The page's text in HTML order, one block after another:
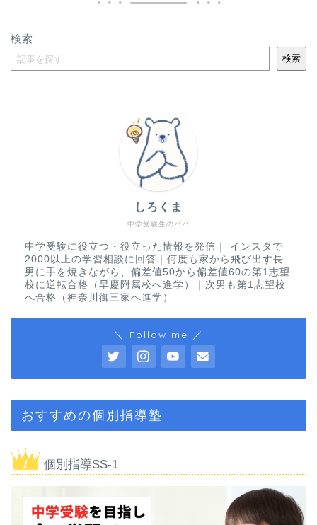
検索
検索
中学受験生のパパ
しろくま
中学受験に役立つ・役立った情報を発信｜ インスタで
2000以上の学習相談に回答｜何度も家から飛び出す長
男に手を焼きながら、偏差値50から偏差値60の第1志望
校に逆転合格（早慶附属校へ進学）｜次男も第1志望校
へ合格（神奈川御三家へ進学）
＼ Follow me ／
おすすめの個別指導塾
個別指導SS-1